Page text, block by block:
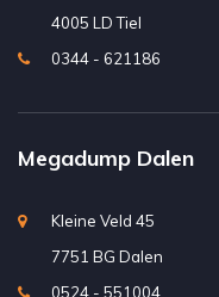
4005 LD Tiel
0344 - 621186
Megadump Dalen
Kleine Veld 45
7751 BG Dalen
0524 - 551004